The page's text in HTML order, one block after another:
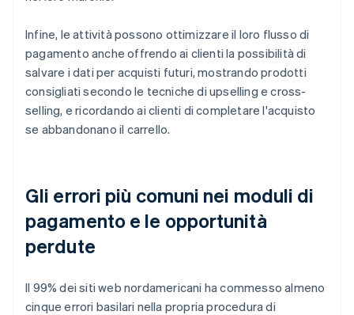
Infine, le attività possono ottimizzare il loro flusso di
pagamento anche offrendo ai clienti la possibilità di
salvare i dati per acquisti futuri, mostrando prodotti
consigliati secondo le tecniche di upselling e cross-
selling, e ricordando ai clienti di completare l'acquisto
se abbandonano il carrello.
Gli errori più comuni nei moduli di
pagamento e le opportunità
perdute
Il 99% dei siti web nordamericani ha commesso almeno
cinque errori basilari nella propria procedura di